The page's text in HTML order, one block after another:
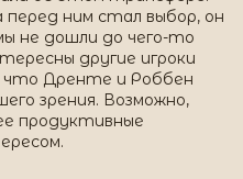
ним стал выбор, он
не дошли до чего-то
другие игроки
что Дренте и Роббен
зрения. Возможно,
продуктивные